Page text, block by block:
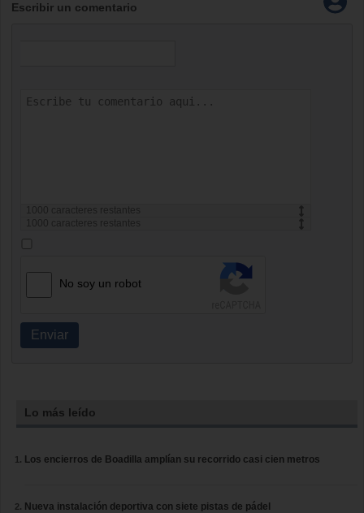
Escribir un comentario
caracteres restantes
caracteres restantes
No soy un robot
Enviar
Lo más leído
Los encierros de Boadilla amplían su recorrido casi cien metros
Nueva instalación deportiva con siete pistas de pádel